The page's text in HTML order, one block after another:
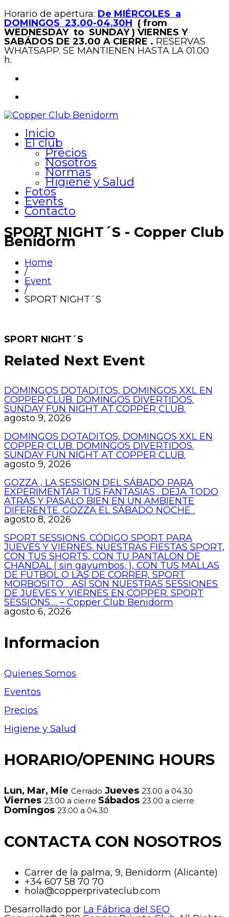
Horario de apertura: De MIÉRCOLES a
DOMINGOS 23.00-04,30H ( from
WEDNESDAY to SUNDAY ) VIERNES Y
SABÁDOS DE 23.00 A CIERRE . RESERVAS
WHATSAPP. SE MANTIENEN HASTA LA 01.00
h.
Inicio
El club
Precios
Nosotros
Normas
Higiene y Salud
Fotos
Events
Contacto
SPORT NIGHT´S - Copper Club
Benidorm
Home
/
Event
/
SPORT NIGHT´S
SPORT NIGHT´S
Related Next Event
DOMINGOS DOTADITOS, DOMINGOS XXL EN
COPPER CLUB. DOMINGOS DIVERTIDOS.
SUNDAY FUN NIGHT AT COPPER CLUB.
agosto 9, 2026
DOMINGOS DOTADITOS, DOMINGOS XXL EN
COPPER CLUB. DOMINGOS DIVERTIDOS.
SUNDAY FUN NIGHT AT COPPER CLUB.
agosto 9, 2026
GOZZA , LA SESSION DEL SÁBADO PARA
EXPERIMENTAR TUS FANTASIAS . DEJA TODO
ATRÁS Y PÁSALO BIEN EN UN AMBIENTE
DIFERENTE. GOZZA EL SÁBADO NOCHE .
agosto 8, 2026
SPORT SESSIONS. CÓDIGO SPORT PARA
JUEVES Y VIERNES. NUESTRAS FIESTAS SPORT,
CON TUS SHORTS, CON TU PANTALON DE
CHANDAL ( sin gayumbos, ), CON TUS MALLAS
DE FÚTBOL O LAS DE CORRER, SPORT
MORBOSITO… ASÍ SON NUESTRAS SESSIONES
DE JUEVES Y VIERNES EN COPPER. SPORT
SESSIONS.… – Copper Club Benidorm
agosto 6, 2026
Informacion
Quienes Somos
Eventos
Precios
Higiene y Salud
HORARIO/OPENING HOURS
Lun, Mar, Mie Cerrado Jueves 23.00 a 04.30
Viernes 23.00 a cierre Sábados 23.00 a cierre
Domingos 23.00 a 04.30
CONTACTA CON NOSOTROS
Carrer de la palma, 9, Benidorm (Alicante)
+34 607 58 70 70
hola@copperprivateclub.com
Desarrollado por La Fábrica del SEO